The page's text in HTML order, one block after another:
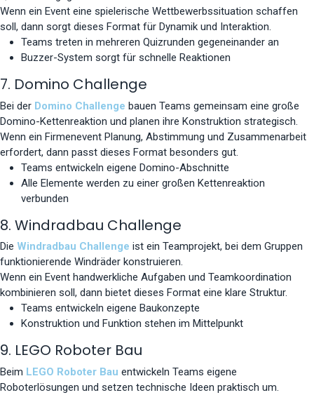
Wenn ein Event eine spielerische Wettbewerbssituation schaffen
soll, dann sorgt dieses Format für Dynamik und Interaktion.
Teams treten in mehreren Quizrunden gegeneinander an
Buzzer-System sorgt für schnelle Reaktionen
7. Domino Challenge
Bei der Domino Challenge bauen Teams gemeinsam eine große
Domino-Kettenreaktion und planen ihre Konstruktion strategisch.
Wenn ein Firmenevent Planung, Abstimmung und Zusammenarbeit
erfordert, dann passt dieses Format besonders gut.
Teams entwickeln eigene Domino-Abschnitte
Alle Elemente werden zu einer großen Kettenreaktion
verbunden
8. Windradbau Challenge
Die Windradbau Challenge ist ein Teamprojekt, bei dem Gruppen
funktionierende Windräder konstruieren.
Wenn ein Event handwerkliche Aufgaben und Teamkoordination
kombinieren soll, dann bietet dieses Format eine klare Struktur.
Teams entwickeln eigene Baukonzepte
Konstruktion und Funktion stehen im Mittelpunkt
9. LEGO Roboter Bau
Beim LEGO Roboter Bau entwickeln Teams eigene
Roboterlösungen und setzen technische Ideen praktisch um.